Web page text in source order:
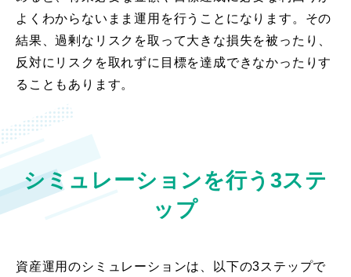
よくわからないまま運用を行うことになります。その
結果、過剰なリスクを取って大きな損失を被ったり、
反対にリスクを取れずに目標を達成できなかったりす
ることもあります。
シミュレーションを行う3ステ
ップ
資産運用のシミュレーションは、以下の3ステップで